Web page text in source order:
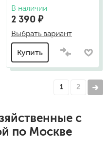
В наличии
2 390 ₽
Выбрать вариант
Купить
1 2
с
по Москве